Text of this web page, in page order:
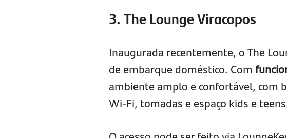
3. The Lounge Viracopos
Inaugurada recentemente, o The
de embarque doméstico. Com
ambiente amplo e confortável, com
Wi-Fi, tomadas e espaço kids e